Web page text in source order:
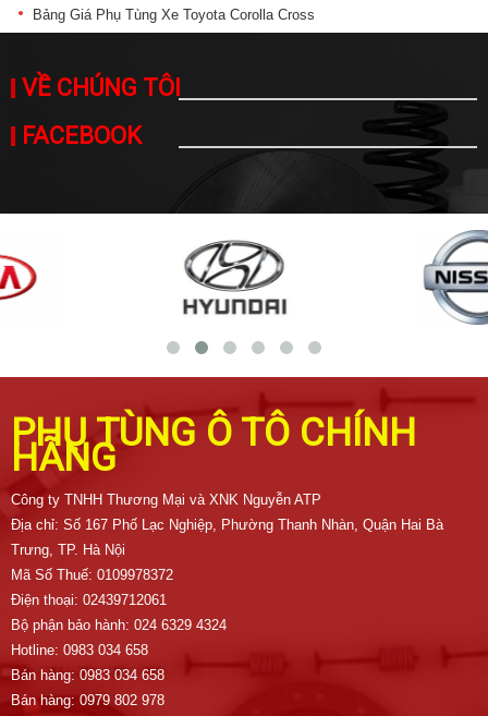
Bảng Giá Phụ Tùng Xe Toyota Corolla Cross
VỀ CHÚNG TÔI
FACEBOOK
PHỤ TÙNG Ô TÔ CHÍNH
HÃNG
Công ty TNHH Thương Mại và XNK Nguyễn ATP
Địa chỉ: Số 167 Phố Lạc Nghiệp, Phường Thanh Nhàn, Quận Hai Bà
Trưng, TP. Hà Nội
Mã Số Thuế: 0109978372
Điện thoại: 02439712061
Bộ phận bảo hành: 024 6329 4324
Hotline: 0983 034 658
Bán hàng: 0983 034 658
Bán hàng: 0979 802 978